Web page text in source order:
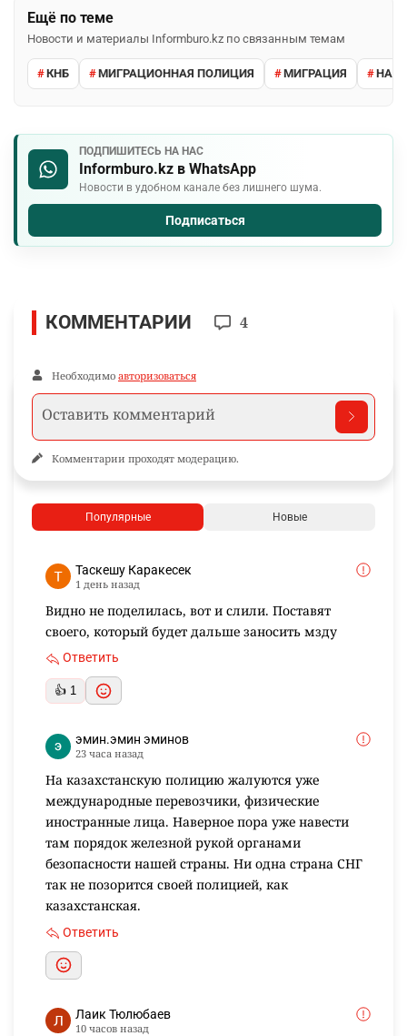
Ещё по теме
Новости и материалы Informburo.kz по связанным темам
КНБ МИГРАЦИОННАЯ ПОЛИЦИЯ МИГРАЦИЯ
ПОДПИШИТЕСЬ НА НАС
Informburo.kz в WhatsApp
Новости в удобном канале без лишнего шума.
Подписаться
КОММЕНТАРИИ 4
Необходимо авторизоваться
Комментарии проходят модерацию.
Популярные Новые
Таскешу Каракесек
1 день назад
Видно не поделилась, вот и слили. Поставят
своего, который будет дальше заносить мзду
Ответить
👍 1
эмин.эмин эминов
23 часа назад
На казахстанскую полицию жалуются уже
международные перевозчики, физические
иностранные лица. Наверное пора уже навести
там порядок железной рукой органами
безопасности нашей страны. Ни одна страна СНГ
так не позорится своей полицией, как
казахстанская.
Ответить
Лаик Тюлюбаев
10 часов назад